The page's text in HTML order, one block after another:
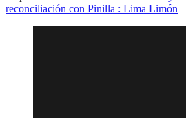
reconciliación con Pinilla : Lima Limón